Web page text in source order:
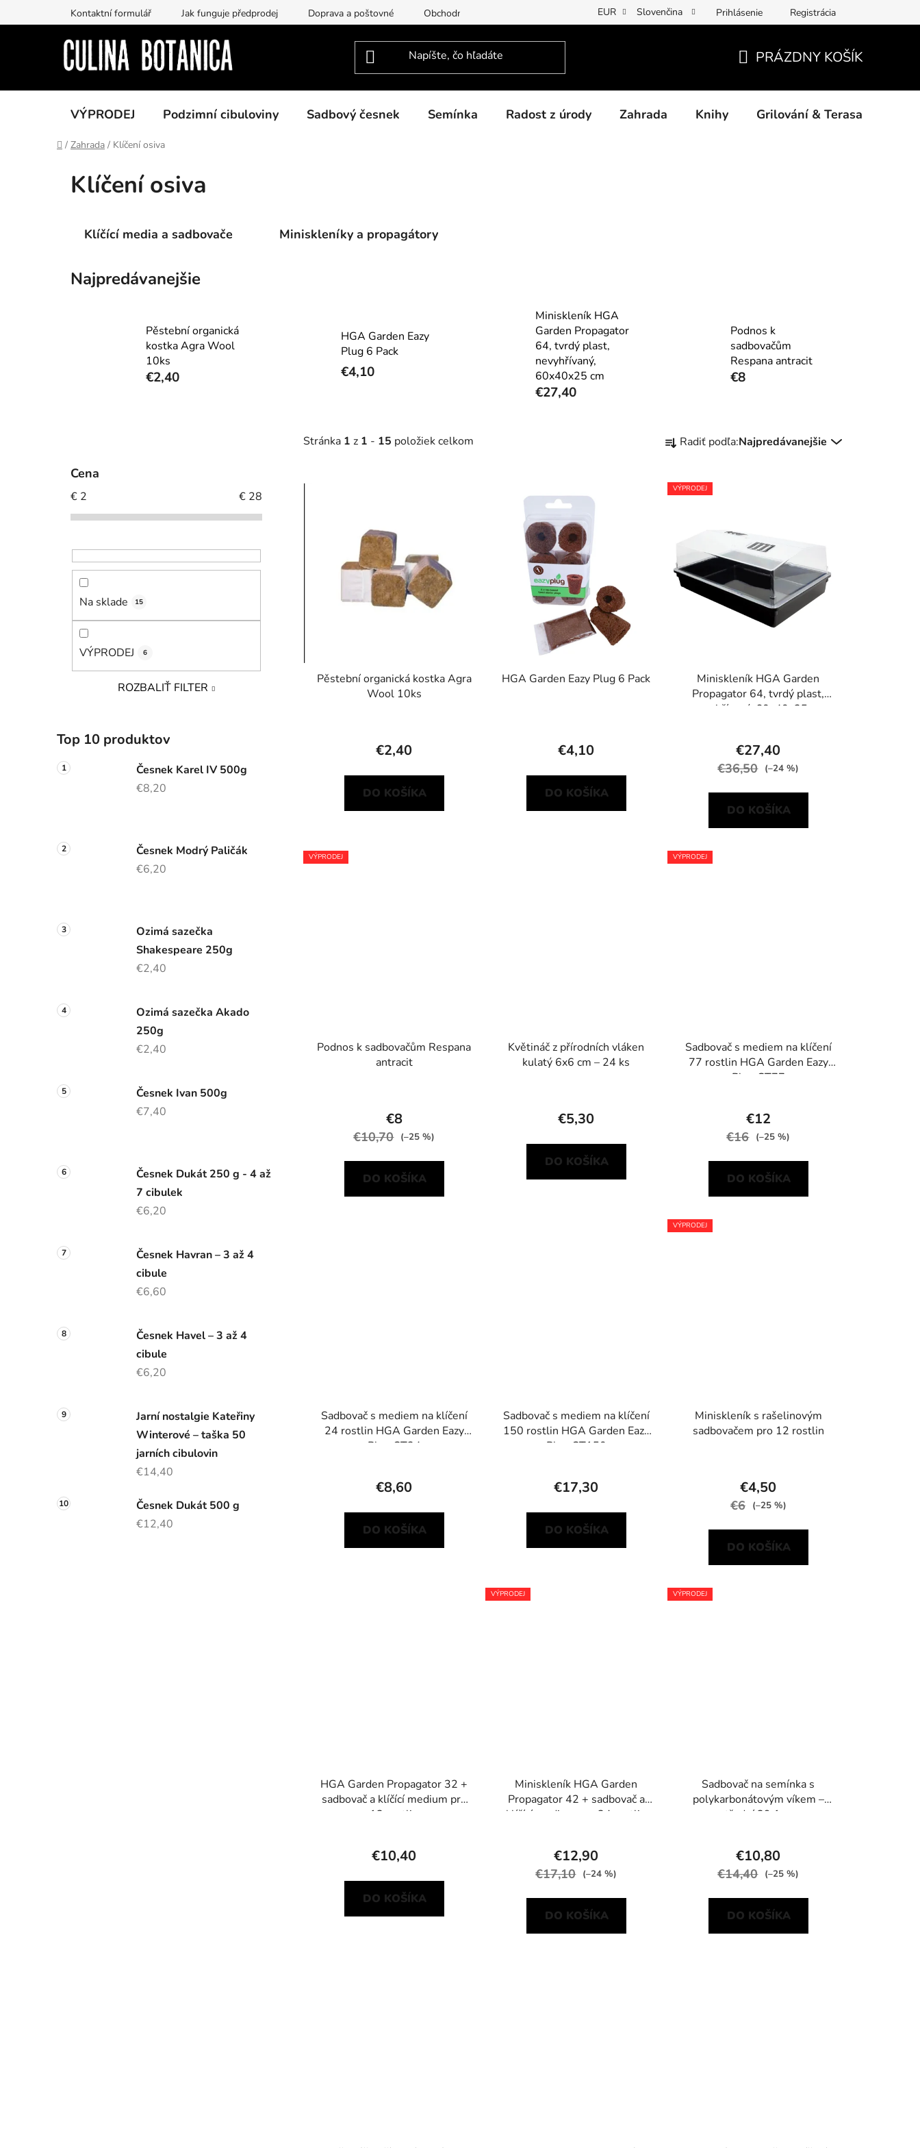
na
Kontaktní formulář Jak funguje předprodej Doprava a poštovné Obchodní podmínky Podmínky ochrany osobních údajů Povinné informace a odkazy ÚKZÚZ
EUR Slovenčina Prihlásenie Registrácia
KOŠÍK
PRÁZDNY KOŠÍK
VÝPRODEJ Podzimní cibuloviny Sadbový česnek Semínka Radost z úrody Zahrada Knihy Grilování & Terasa
Domov
/ Zahrada / Klíčení osiva
Klíčení osiva
Klíčící media a sadbovače Miniskleníky a propagátory
Najpredávanejšie
Pěstební organická
kostka Agra Wool
10ks
€2,40
HGA Garden Eazy
Plug 6 Pack
€4,10
Miniskleník HGA
Garden Propagator
64, tvrdý plast,
nevyhřívaný,
60x40x25 cm
€27,40
Podnos k
sadbovačům
Respana antracit
€8
Cena
€ 2 € 28
Na sklade 15
VÝPRODEJ 6
ROZBALIŤ FILTER
Top 10 produktov
Česnek Karel IV 500g
€8,20
Česnek Modrý Paličák
€6,20
Ozimá sazečka
Shakespeare 250g
€2,40
Ozimá sazečka Akado
250g
€2,40
Česnek Ivan 500g
€7,40
Česnek Dukát 250 g - 4 až
7 cibulek
€6,20
Česnek Havran – 3 až 4
cibule
€6,60
Česnek Havel – 3 až 4
cibule
€6,20
Jarní nostalgie Kateřiny
Winterové – taška 50
jarních cibulovin
€14,40
Česnek Dukát 500 g
€12,40
Stránka 1 z 1 - 15 položiek celkom
a
e
n
Radiť podľa:Najpredávanejšie
V
k
Pěstební organická kostka Agra
Wool 10ks
€2,40
DO KOŠÍKA
HGA Garden Eazy Plug 6 Pack
€4,10
DO KOŠÍKA
VÝPRODEJ
Miniskleník HGA Garden
Propagator 64, tvrdý plast,
nevyhřívaný, 60x40x25 cm
€27,40
€36,50 (–24 %)
DO KOŠÍKA
VÝPRODEJ
Podnos k sadbovačům Respana
antracit
€8
€10,70 (–25 %)
DO KOŠÍKA
Květináč z přírodních vláken
kulatý 6x6 cm – 24 ks
€5,30
DO KOŠÍKA
VÝPRODEJ
Sadbovač s mediem na klíčení
77 rostlin HGA Garden Eazy
Plug CT77
€12
€16 (–25 %)
DO KOŠÍKA
Sadbovač s mediem na klíčení
24 rostlin HGA Garden Eazy
Plug CT24
€8,60
DO KOŠÍKA
Sadbovač s mediem na klíčení
150 rostlin HGA Garden Eazy
Plug CT150
€17,30
DO KOŠÍKA
VÝPRODEJ
Miniskleník s rašelinovým
sadbovačem pro 12 rostlin
€4,50
€6 (–25 %)
DO KOŠÍKA
HGA Garden Propagator 32 +
sadbovač a klíčící medium pro
12 rostlin
€10,40
DO KOŠÍKA
VÝPRODEJ
Miniskleník HGA Garden
Propagator 42 + sadbovač a
klíčící medium pro 24 rostlin
€12,90
€17,10 (–24 %)
DO KOŠÍKA
VÝPRODEJ
Sadbovač na semínka s
polykarbonátovým víkem –
střední 39,1 cm
€10,80
€14,40 (–25 %)
DO KOŠÍKA